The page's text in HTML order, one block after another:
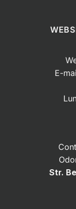
E-
Str.